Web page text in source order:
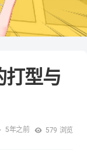
打型与
5年之前 579 浏览